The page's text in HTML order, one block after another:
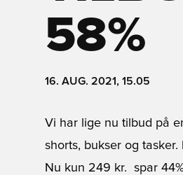
58%
16. AUG. 2021, 15.05
Vi har lige nu tilbud på
shorts, bukser og
Nu kun 249 kr.  spar